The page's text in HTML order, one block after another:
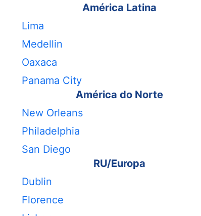
América Latina
Lima
Medellin
Oaxaca
Panama City
América do Norte
New Orleans
Philadelphia
San Diego
RU/Europa
Dublin
Florence